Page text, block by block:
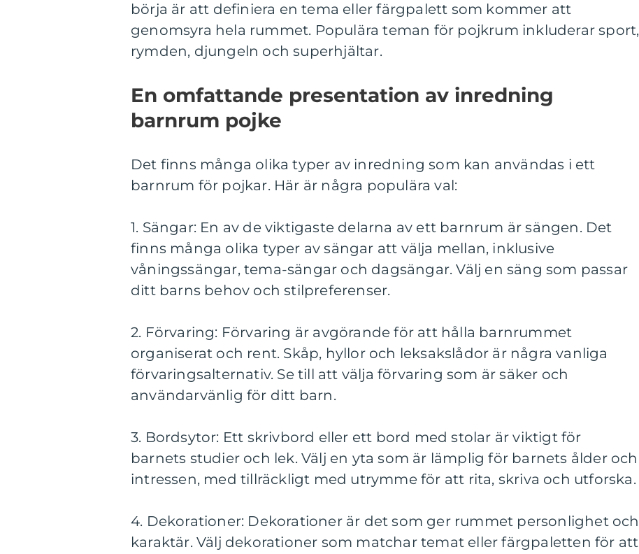
börja är att definiera en tema eller färgpalett som kommer att
genomsyra hela rummet. Populära teman för pojkrum inkluderar sport,
rymden, djungeln och superhjältar.
En omfattande presentation av inredning
barnrum pojke
Det finns många olika typer av inredning som kan användas i ett
barnrum för pojkar. Här är några populära val:
1. Sängar: En av de viktigaste delarna av ett barnrum är sängen. Det
finns många olika typer av sängar att välja mellan, inklusive
våningssängar, tema-sängar och dagsängar. Välj en säng som passar
ditt barns behov och stilpreferenser.
2. Förvaring: Förvaring är avgörande för att hålla barnrummet
organiserat och rent. Skåp, hyllor och leksakslådor är några vanliga
förvaringsalternativ. Se till att välja förvaring som är säker och
användarvänlig för ditt barn.
3. Bordsytor: Ett skrivbord eller ett bord med stolar är viktigt för
barnets studier och lek. Välj en yta som är lämplig för barnets ålder och
intressen, med tillräckligt med utrymme för att rita, skriva och utforska.
4. Dekorationer: Dekorationer är det som ger rummet personlighet och
karaktär. Välj dekorationer som matchar temat eller färgpaletten för att